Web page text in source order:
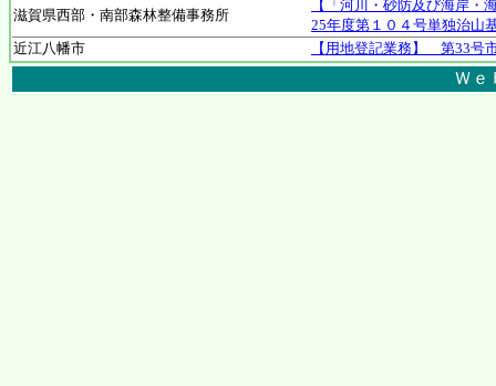
滋賀県西部・南部森林整備事務所
【「河川・砂防及び海岸
25年度第１０４号単独治山
近江八幡市
【用地登記業務】 第33号
Ｗｅ